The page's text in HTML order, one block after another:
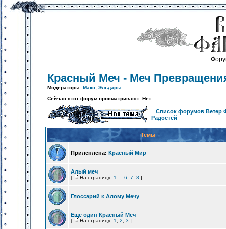
Красный Меч - Меч
Модераторы: Макс
Эльдары
Сейчас этот форум просматривают: Нет
Список форумов Ветер
Радостей
Темы
Прилеплена: Красный Мир
Алый меч
[ На страницу: 1 6 7 8 ]
Глоссарий к Алому Мечу
Еще один Красный Меч
[ На страницу: 1 2 3 ]